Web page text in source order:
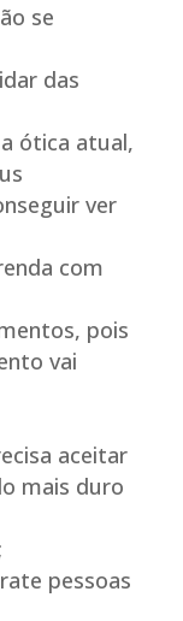
se
das
ótica atual,
ver
com
pois
vai
aceitar
mais duro
pessoas